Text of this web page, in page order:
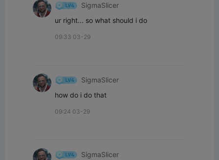
SigmaSlicer
ur right... so what should i do
09:33 03-29
SigmaSlicer
how do i do that
09:24 03-29
SigmaSlicer